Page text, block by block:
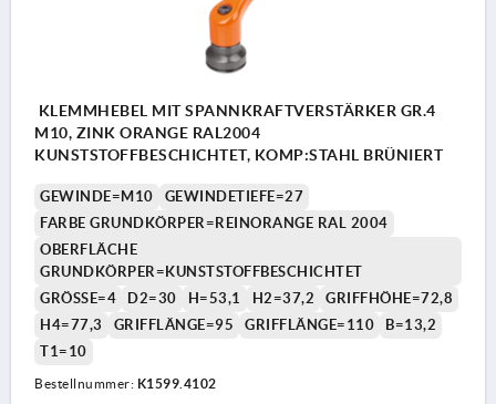
KLEMMHEBEL MIT SPANNKRAFTVERSTÄRKER GR.4
M10, ZINK ORANGE RAL2004
KUNSTSTOFFBESCHICHTET, KOMP:STAHL BRÜNIERT
GEWINDE=M10
GEWINDETIEFE=27
FARBE GRUNDKÖRPER=REINORANGE RAL 2004
OBERFLÄCHE
GRUNDKÖRPER=KUNSTSTOFFBESCHICHTET
GRÖSSE=4
D2=30 H=53,1 H2=37,2
GRIFFHÖHE=72,8
H4=77,3
GRIFFLÄNGE=95 GRIFFLÄNGE=110
B=13,2
T1=10
Bestellnummer: K1599.4102